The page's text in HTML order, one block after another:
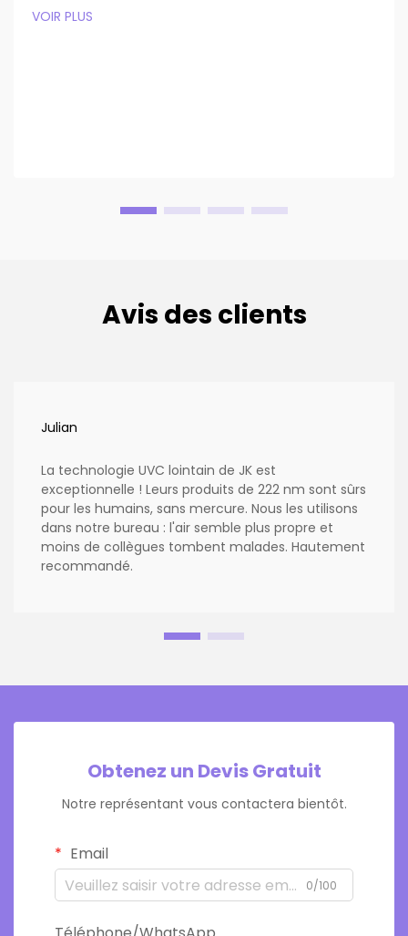
VOIR PLUS
Avis des clients
Julian
La technologie UVC lointain de JK est
exceptionnelle ! Leurs produits de 222 nm sont sûrs
pour les humains, sans mercure. Nous les utilisons
dans notre bureau : l'air semble plus propre et
moins de collègues tombent malades. Hautement
recommandé.
Obtenez un Devis Gratuit
Notre représentant vous contactera bientôt.
Email
0/100